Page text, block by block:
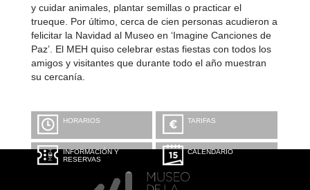
y cuidar animales, plantar semillas o practicar el
trueque. Por último, cerca de cien personas acudieron a
felicitar la Navidad al Museo en ‘Imagine Canciones de
Paz’. El MEH quiso celebrar estas fiestas con todos los
amigos y visitantes que durante todo el año muestran
su cercanía.
HORARIOS TARIFAS
INFORMACIÓN Y
RESERVAS
CALENDARIO